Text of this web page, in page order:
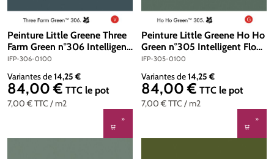
Peinture Little Greene Three
Farm Green n°306 Intelligent
Floor Paint 1 litre
IFP-306-0100
7,00 €TTC / m2
Variantes de14,25 €
Prix régulier :
84,00 € TTC le pot
Peinture Little Greene Ho Ho
Green n°305 Intelligent Floor
Paint 1 litre
IFP-305-0100
7,00 €TTC / m2
Variantes de14,25 €
Prix régulier :
84,00 € TTC le pot